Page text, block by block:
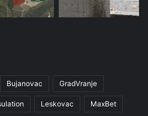
Bujanovac GradVranje
Leskovac MaxBet